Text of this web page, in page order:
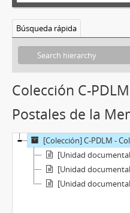
Búsqueda rápida
Colección C-
Postales de la
[Colección] C-PDLM -
[Unidad documental
[Unidad documental
[Unidad documental simple]